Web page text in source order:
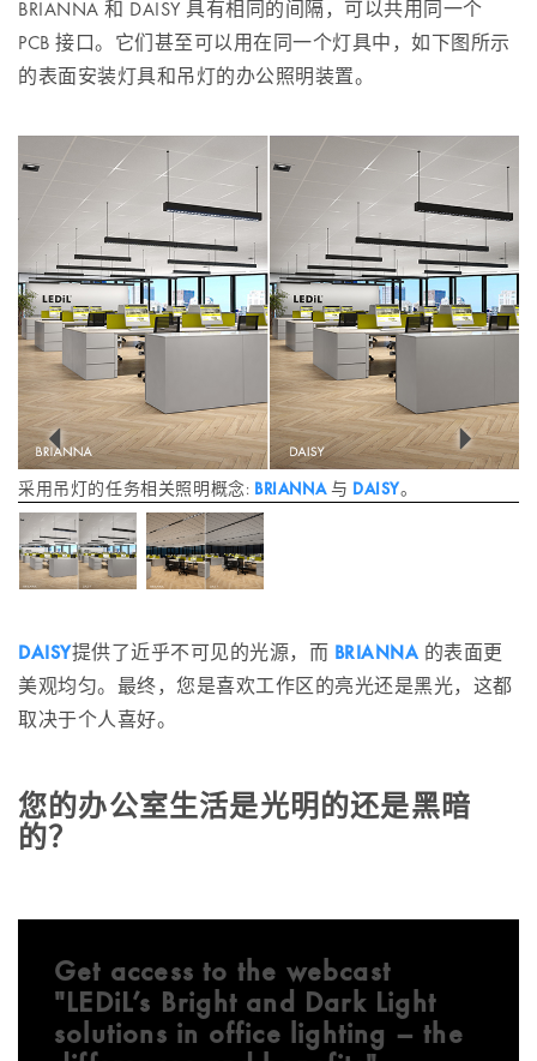
BRIANNA 和 DAISY 具有相同的间隔，可以共用同一个
PCB 接口。它们甚至可以用在同一个灯具中，如下图所示
的表面安装灯具和吊灯的办公照明装置。
采用吊灯的任务相关照明概念: BRIANNA与 DAISY。
DAISY提供了近乎不可见的光源，而 BRIANNA 的表面更
美观均匀。最终，您是喜欢工作区的亮光还是黑光，这都
取决于个人喜好。
您的办公室生活是光明的还是黑暗
的？
Get access to the webcast
"LEDiL’s Bright and Dark Light
solutions in office lighting – the